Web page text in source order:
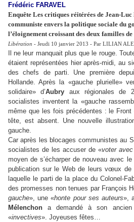
Frédéric FARAVEL
Enquête Les critiques réitérées de Jean-
communiste envers la politique sociale du
l’éloignement croissant des deux familles
Libération - Jeudi 10 janvier 2013 - Par LILIAN
Il ne leur manquait plus que le rouge.
étaient représentées hier après-midi, au
des chefs de parti. Une première
Hollande. Après la «gauche plurielle»
solidaire» d’Aubry aux régionales de
socialistes inventent la «gauche
même que les fois précédentes : le
tête, est absent. Une nouvelle
gauche.
Car après les blocages communistes au
socialistes de les accuser de «voter
moyen de s’écharper de nouveau avec
publication sur le Web de leurs vœux de
laquelle le parti de la place du Colonel-
des promesses non tenues par François
gauche», une «honte pour ses auteurs»,
Mélenchon a demandé à son
«invectives». Joyeuses fêtes…